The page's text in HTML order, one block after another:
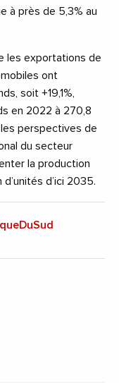
à près de 5,3% au
les exportations de
ont
soit +19,1%,
en 2022 à 270,8
perspectives de
du secteur
la production
d’ici 2035.